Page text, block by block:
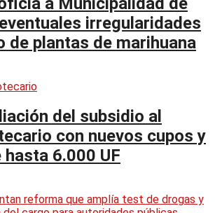
irregularidades
de plantas de marihuana
del subsidio al
con nuevos cupos y
6.000 UF